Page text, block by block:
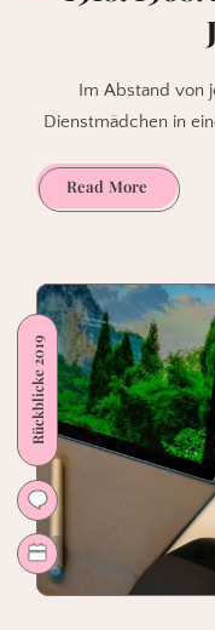
Im Abstand von
Dienstmädchen in
Read More1918.
1968.
Wege
von
Julia
Zejn
Rückblicke 2019